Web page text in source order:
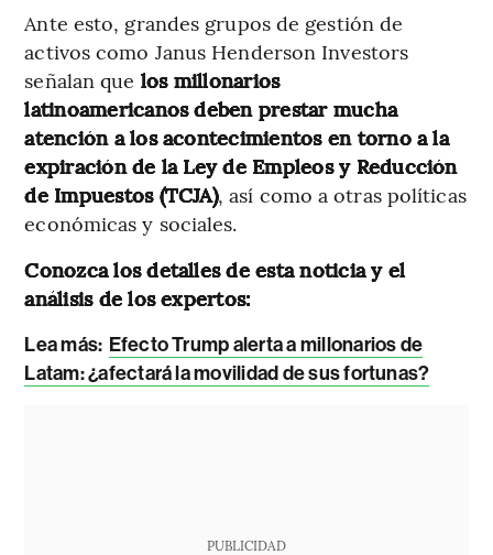
Ante esto, grandes grupos de gestión de
activos como Janus Henderson Investors
señalan que los millonarios
latinoamericanos deben prestar mucha
atención a los acontecimientos en torno a la
expiración de la Ley de Empleos y Reducción
de Impuestos (TCJA), así como a otras políticas
económicas y sociales.
Conozca los detalles de esta noticia y el
análisis de los expertos:
Lea más: Efecto Trump alerta a millonarios de
Latam: ¿afectará la movilidad de sus fortunas?
PUBLICIDAD